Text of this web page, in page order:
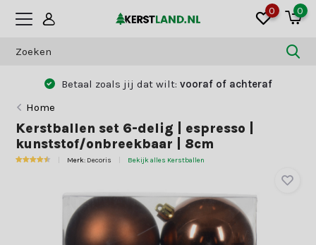
0 0
Betaal zoals jij dat wilt: vooraf of achteraf
Home
Kerstballen set 6-delig | espresso |
kunststof/onbreekbaar | 8cm
Merk: Decoris Bekijk alles Kerstballen